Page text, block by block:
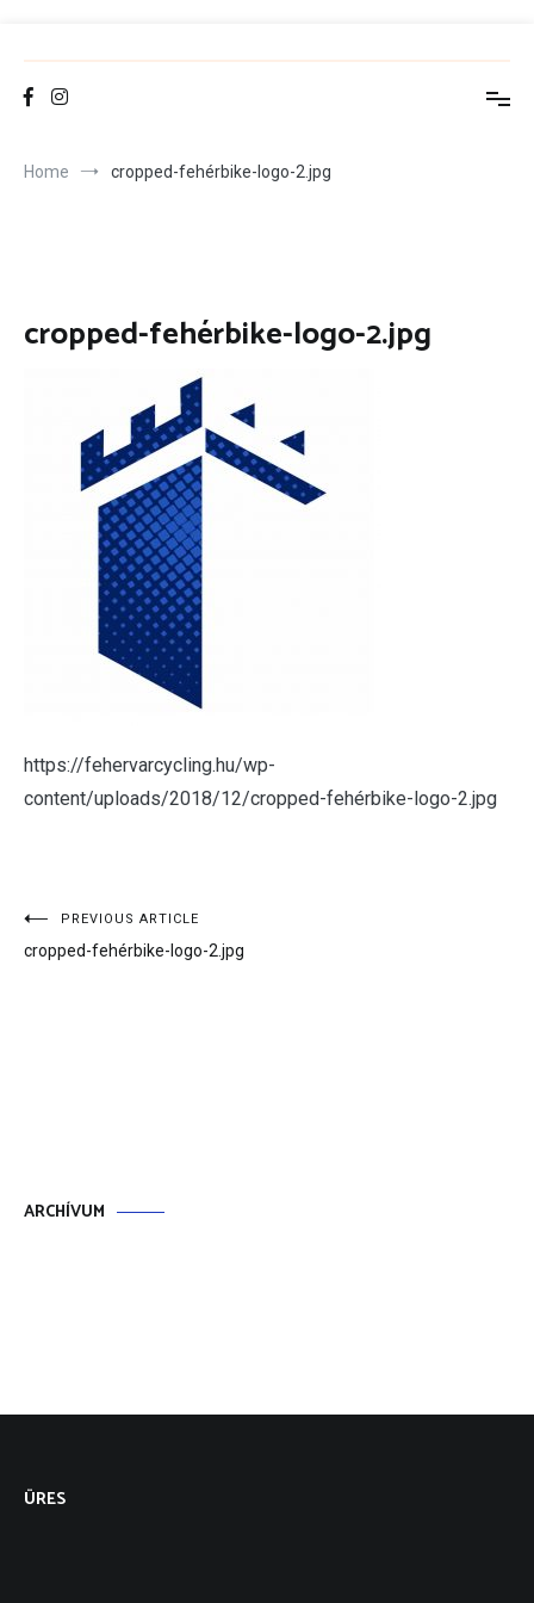
FCT
Home cropped-fehérbike-logo-2.jpg
cropped-fehérbike-logo-2.jpg
https://fehervarcycling.hu/wp-
content/uploads/2018/12/cropped-fehérbike-logo-2.jpg
Bejegyzés
navigáció
PREVIOUS ARTICLE
cropped-fehérbike-logo-2.jpg
ARCHÍVUM
ÜRES